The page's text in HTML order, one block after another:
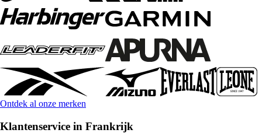
Ontdek al onze merken
Klantenservice in Frankrijk